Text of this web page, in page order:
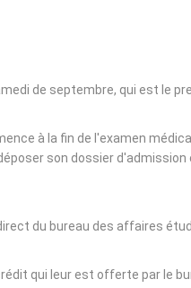
de septembre, qui est le
à la fin de l'examen
son dossier
du bureau des affaires
qui leur est offerte par le